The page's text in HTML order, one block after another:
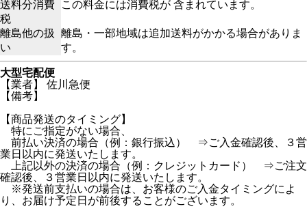
送料分消費
税
この料金には消費税が 含まれています。
離島他の扱
い
離島・一部地域は追加送料がかかる場合がありま
す。
大型宅配便
【業者】 佐川急便
【備考】
【商品発送のタイミング】
特にご指定がない場合、
前払い決済の場合（例：銀行振込） ⇒ご入金確認後、３営
業日以内に発送いたします。
上記以外の決済の場合（例：クレジットカード） ⇒ご注文
確認後、３営業日以内に発送いたします。
※発送前支払いの場合は、お客様のご入金タイミングによ
り、お届け予定日が前後することがございます。